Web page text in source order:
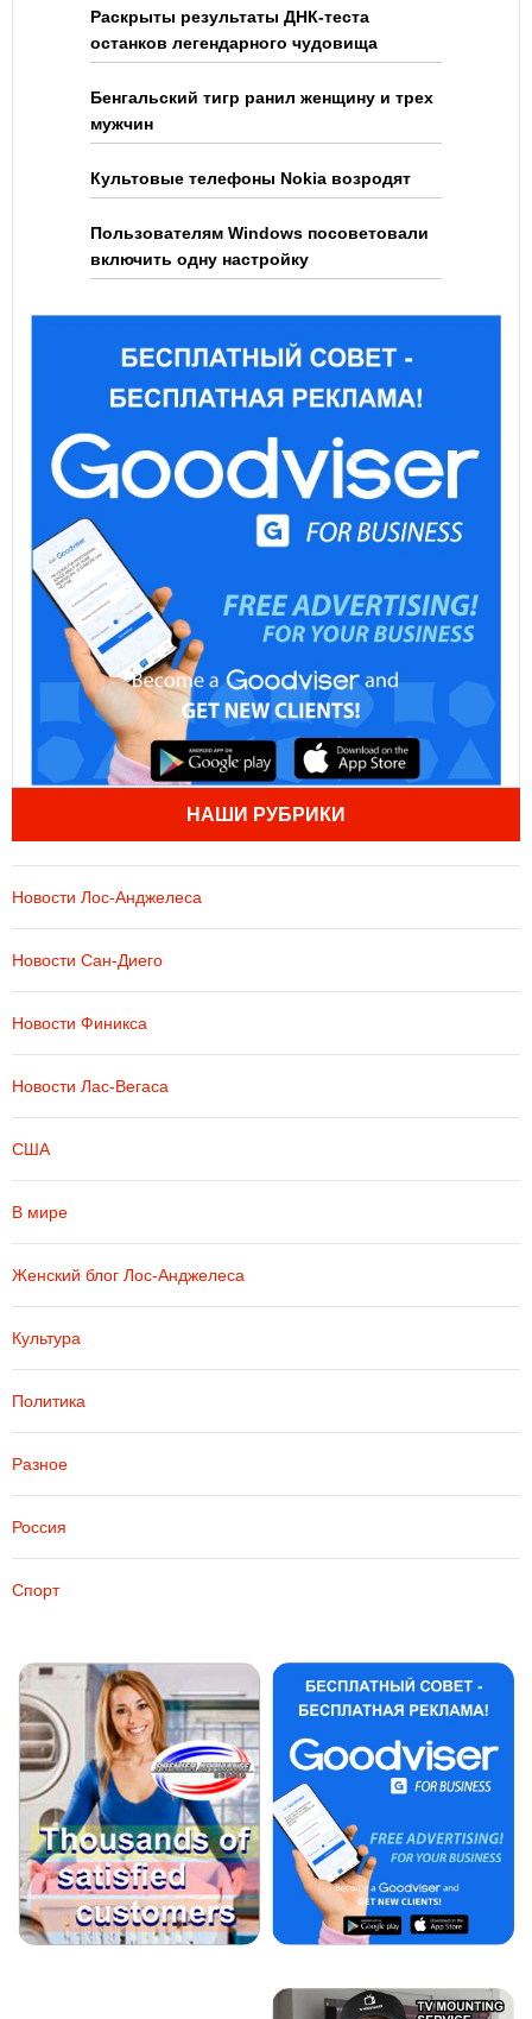
Раскрыты результаты ДНК-теста
останков легендарного чудовища
Бенгальский тигр ранил женщину и трех
мужчин
Культовые телефоны Nokia возродят
Пользователям Windows посоветовали
включить одну настройку
НАШИ РУБРИКИ
Новости Лос-Анджелеса
Новости Сан-Диего
Новости Финикса
Новости Лас-Вегаса
США
В мире
Женский блог Лос-Анджелеса
Культура
Политика
Разное
Россия
Спорт